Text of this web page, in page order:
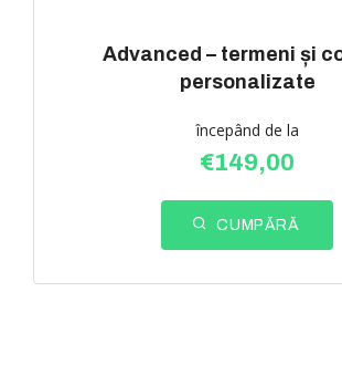
Advanced – termeni și
personalizate
începând de la
€149,00
CUMPĂRĂ